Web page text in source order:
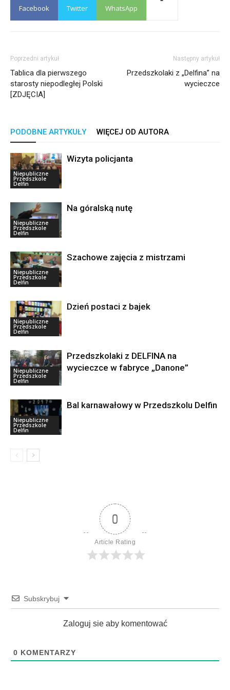
Facebook Twitter WhatsApp
Poprzedni artykuł
Tablica dla pierwszego
starosty niepodległej Polski
[ZDJĘCIA]
Następny artykuł
Przedszkolaki z „Delfina” na
wycieczce
PODOBNE ARTYKUŁY WIĘCEJ OD AUTORA
Niepubliczne
Przedszkole
Delfin
Wizyta policjanta
Niepubliczne
Przedszkole
Delfin
Na góralską nutę
Niepubliczne
Przedszkole
Delfin
Szachowe zajęcia z mistrzami
Niepubliczne
Przedszkole
Delfin
Dzień postaci z bajek
Niepubliczne
Przedszkole
Delfin
Przedszkolaki z DELFINA na
wycieczce w fabryce „Danone”
Niepubliczne
Przedszkole
Delfin
Bal karnawałowy w Przedszkolu Delfin
0
Article Rating
Subskrybuj
Zaloguj sie aby komentować
0 KOMENTARZY